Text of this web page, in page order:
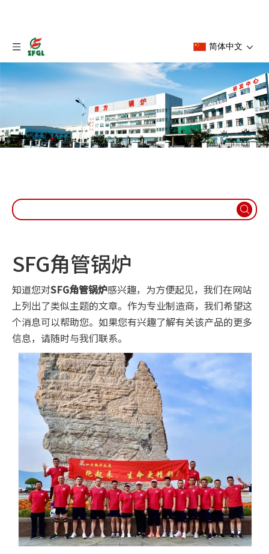
新闻列表
首页 » 新闻列表
SFG角管锅炉
知道您对SFG角管锅炉感兴趣，为方便起见，我们在网站
上列出了类似主题的文章。作为专业制造商，我们希望这
个消息可以帮助您。如果您有兴趣了解有关该产品的更多
信息，请随时与我们联系。